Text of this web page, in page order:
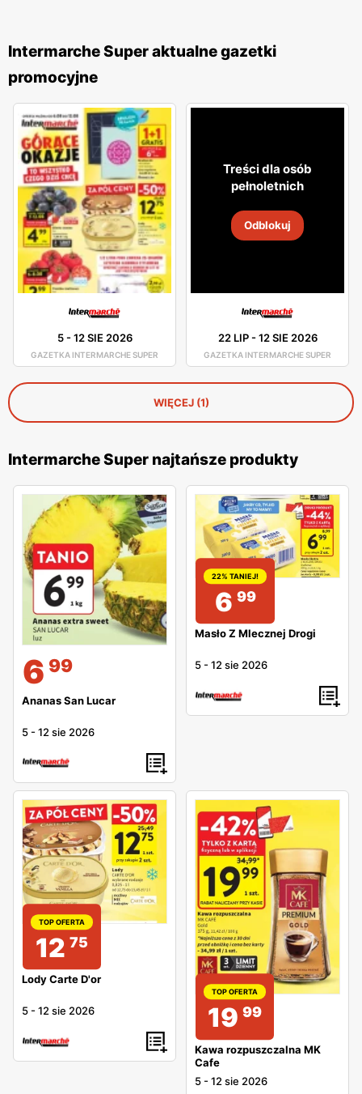
Intermarche Super aktualne gazetki
promocyjne
5-12 SIE 2026
GAZETKA INTERMARCHE SUPER
Treści dla osób
pełnoletnich
Odblokuj
22 LIP-12 SIE 2026
GAZETKA INTERMARCHE SUPER
WIĘCEJ (1)
Intermarche Super najtańsze produkty
6 99
Ananas San Lucar
5 -12 sie 2026
22% TANIEJ!
6 99
Masło Z Mlecznej Drogi
5 -12 sie 2026
TOP OFERTA
12 75
Lody Carte D'or
5 -12 sie 2026
TOP OFERTA
19 99
Kawa rozpuszczalna MK
Cafe
5 -12 sie 2026